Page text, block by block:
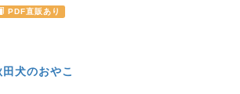
PDF直販あり
田犬のおやこ